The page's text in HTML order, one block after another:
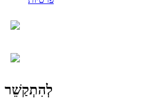
לְהִתְקַשֵׁר